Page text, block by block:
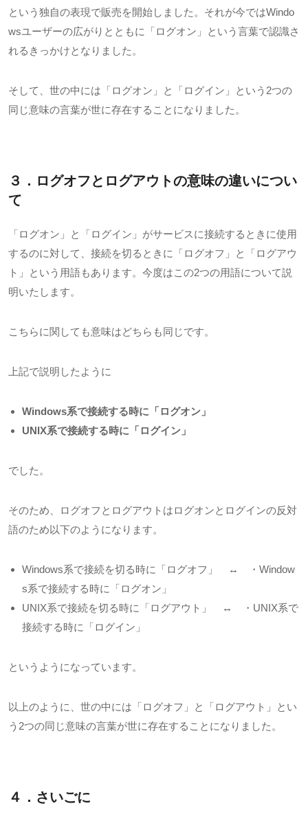
という独自の表現で販売を開始しました。それが今ではWindo
wsユーザーの広がりとともに「ログオン」という言葉で認識さ
れるきっかけとなりました。
そして、世の中には「ログオン」と「ログイン」という 2つの
同じ意味の言葉が世に存在することになりました。
３．ログオフとログアウトの意味の違いについ
て
「ログオン」と「ログイン」がサービスに接続するときに使用
するのに対して、接続を切るときに「ログオフ」と「ログアウ
ト」という用語もあります。今度はこの2つの用語について説
明いたします。
こちらに関しても意味はどちらも同じです。
上記で説明したように
Windows系で接続する時に「ログオン」
UNIX系で接続する時に「ログイン」
でした。
そのため、ログオフとログアウトはログオンとログインの反対
語のため以下のようになります。
Windows系で接続を切る時に「ログオフ」 ↔ ・ Window
s系で接続する時に「ログオン」
UNIX系で接続を切る時に「ログアウト」 ↔ ・ UNIX系で
接続する時に「ログイン」
というようになっています。
以上のように、世の中には「ログオフ」と「ログアウト」とい
う 2つの同じ意味の言葉が世に存在することになりました。
４．さいごに